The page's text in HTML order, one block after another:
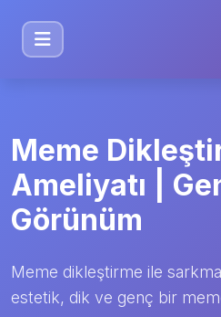
Meme
Ameliyatı |
Görünüm
Meme dikleştirme ile
estetik, dik ve genç bir